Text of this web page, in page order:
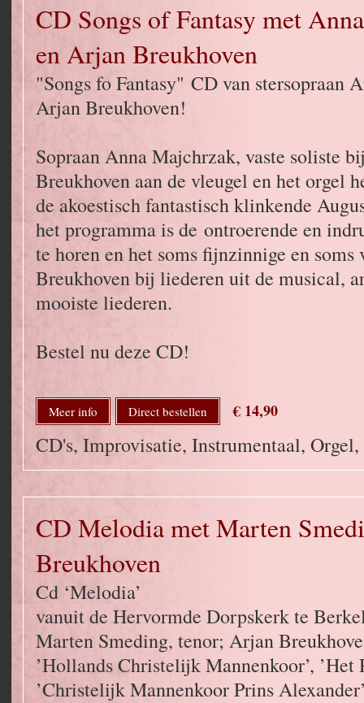
CD Songs of Fantasy met
en Arjan Breukhoven
"Songs fo Fantasy" CD van stersopraan
Arjan Breukhoven!
Sopraan Anna Majchrzak, vaste soliste
Breukhoven aan de vleugel en het orgel
de akoestisch fantastisch klinkende
het programma is de ontroerende en
te horen en het soms fijnzinnige en
Breukhoven bij liederen uit de musical,
mooiste liederen.
Bestel nu deze CD!
Meer info Direct bestellen € 14,90
CD's, Improvisatie, Instrumentaal,
CD Melodia met Marten
Breukhoven
Cd ‘Melodia’
vanuit de Hervormde Dorpskerk te
Marten Smeding, tenor; Arjan
’Hollands Christelijk Mannenkoor’,
’Christelijk Mannenkoor Prins